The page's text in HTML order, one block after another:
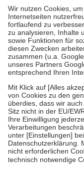
höchstens zehn Euro.
Kosten der Leistung zu
Diese Regeln gelten
Bei Heilmitteln und
Zuzahlung zehn
Verordnung.
Um das Engagement
stärken und die
fallenkeine
• Kindern und
mit Ausnahme der
• Untersuchungen zur
GKV getragen werden
• empfohlenen
• Harn- und